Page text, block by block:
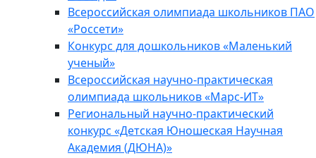
Всероссийская олимпиада школьников ПАО
«Россети»
Конкурс для дошкольников «Маленький
ученый»
Всероссийская научно-практическая
олимпиада школьников «Марс-ИТ»
Региональный научно-практический
конкурс «Детская Юношеская Научная
Академия (ДЮНА)»